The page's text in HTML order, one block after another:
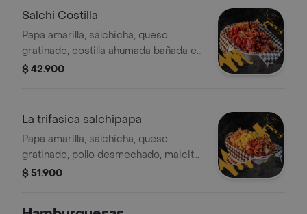
Salchi Costilla
Papa amarilla, salchicha, queso
gratinado, costilla ahumada bañada en
salsa bbq, ripio de papa y salsas
$ 42.900
La trifasica salchipapa
Papa amarilla, salchicha, queso
gratinado, pollo desmechado, maicito,
tocineta premium, ripio de papa y
$ 51.900